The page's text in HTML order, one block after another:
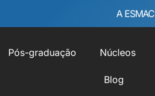
A ESMAC
Pós-graduação Núcleos
Blog